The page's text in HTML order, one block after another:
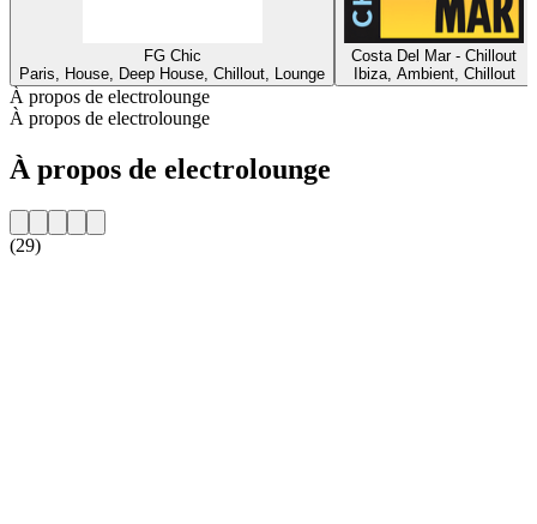
FG Chic
Paris, House, Deep House, Chillout, Lounge
Costa Del Mar - Chillout
Ibiza, Ambient, Chillout
À propos de electrolounge
À propos de electrolounge
À propos de electrolounge
(29)